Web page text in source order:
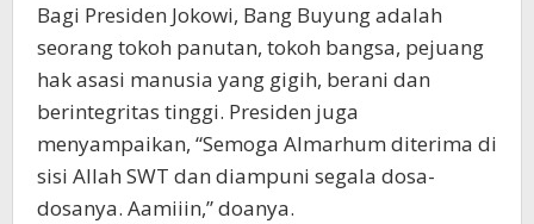
Bagi Presiden Jokowi, Bang Buyung adalah
seorang tokoh panutan, tokoh bangsa, pejuang
hak asasi manusia yang gigih, berani dan
berintegritas tinggi. Presiden juga
menyampaikan, “Semoga Almarhum diterima di
sisi Allah SWT dan diampuni segala dosa-
dosanya. Aamiiin,” doanya.